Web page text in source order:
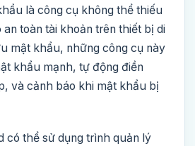
là công cụ không thể thiếu
toàn tài khoản trên thiết bị di
mật khẩu, những công cụ này
khẩu mạnh, tự động điền
và cảnh báo khi mật khẩu bị
có thể sử dụng trình quản lý